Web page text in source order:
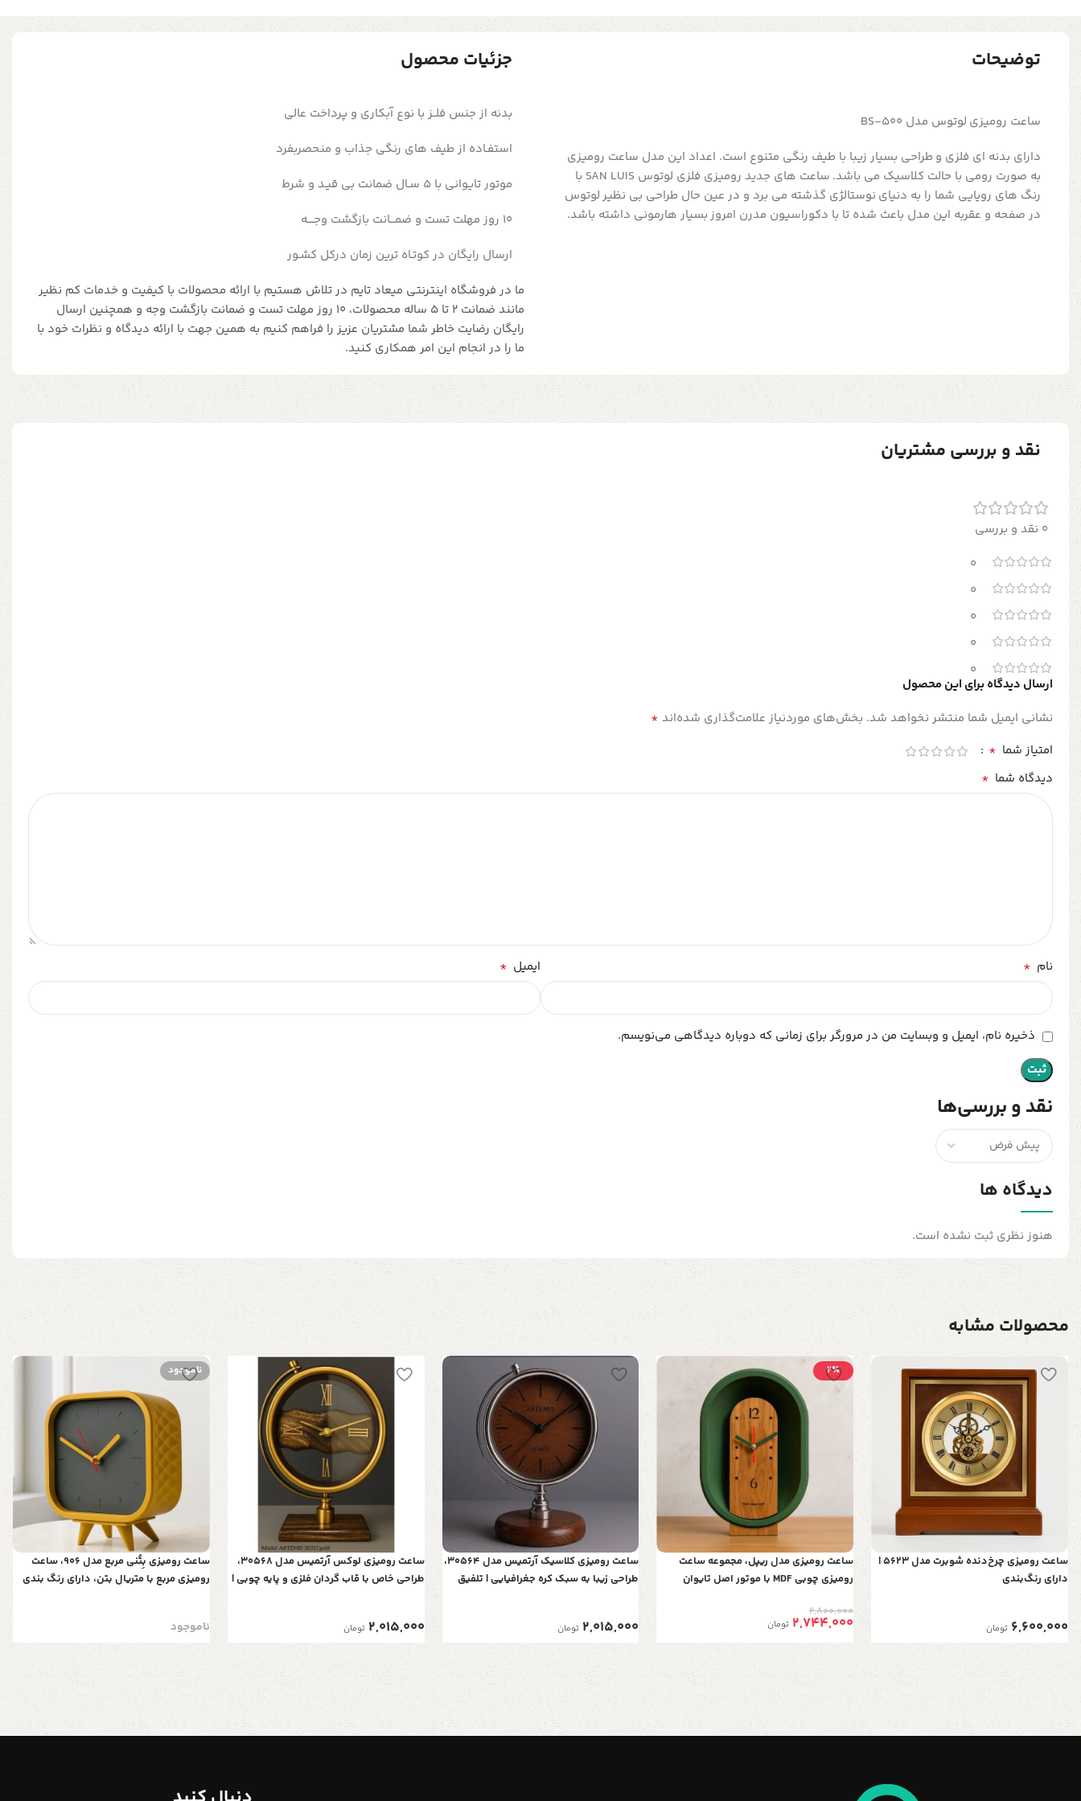
توضیحات
ساعت رومیزی لوتوس مدل BS-500
دارای بدنه ای فلزی و طراحی بسیار زیبا با طیف رنگی متنوع است. اعداد این مدل ساعت رومیزی
به صورت رومی با حالت کلاسیک می باشد. ساعت های جدید رومیزی فلزی لوتوس SAN LUIS با
رنگ های رویایی شما را به دنیای نوستالژی گذشته می برد و در عین حال طراحی بی نظیر لوتوس
در صفحه و عقربه این مدل باعث شده تا با دکوراسیون مدرن امروز بسیار هارمونی داشته باشد.
جزئیات محصول
بدنه از جنس فلــز با نوع آبکاری و پرداخت عالی
استفـاده از طیف های رنگی جذاب و منحصربفرد
موتور تایوانی با 5 سـال ضمانت بی قیـد و شرط
10 روز مهلت تست و ضمـــانت بازگشت وجــــه
ارسال رایگان در کوتـاه ترین زمان درکل کشـور
ما در فروشگاه اینترنتی میعاد تایم در تلاش هستیم با ارائه محصولات با کیفیت و خدمات کم نظیر
مانند ضمانت 2 تا 5 ساله محصولات، 10 روز مهلت تست و ضمانت بازگشت وجه و همچنین ارسال
رایگان رضایت خاطر شما مشتریان عزیز را فراهم کنیم به همین جهت با ارائه دیدگاه و نظرات خود با
ما را در انجام این امر همکاری کنید.
نقد و بررسی مشتریان
0 نقد و بررسی
0
0
0
0
0
نقد و بررسی‌ها
دیدگاه ها
هنوز نظری ثبت نشده است.
ارسال دیدگاه برای این محصول
نشانی ایمیل شما منتشر نخواهد شد. بخش‌های موردنیاز علامت‌گذاری شده‌اند *
امتیاز شما *
دیدگاه شما *
نام * ایمیل *
ذخیره نام، ایمیل و وبسایت من در مرورگر برای زمانی که دوباره دیدگاهی می‌نویسم.
محصولات مشابه
ساعت رومیزی چرخ‌دنده شوبرت مدل 5623 |
دارای رنگ‌بندی
6,600,000 تومان
2٪
ساعت رومیزی مدل ریپل، مجموعه ساعت
رومیزی چوبی‌ MDF با موتور اصل تایوان
2,800,000
2,744,000 تومان
ساعت رومیزی کلاسیک آرتمیس مدل 30564،
طراحی زیبا به سبک کره جغرافیایی | تلفیق
2,015,000 تومان
ساعت رومیزی لوکس آرتمیس مدل 30568،
طراحی خاص با قاب گردان فلزی و پایه چوبی |
2,015,000 تومان
ناموجود
ساعت رومیزی بِتُنی مربع مدل 906، ساعت
رومیزی مربع با متریال بتن، دارای رنگ بندی
ناموجود